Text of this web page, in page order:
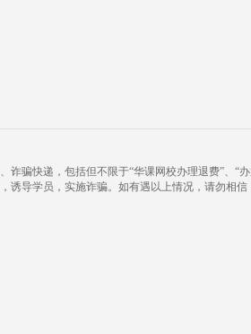
诈骗快递，包括但不限于“华课网校办理退费”、“
诱导学员，实施诈骗。如有遇以上情况，请勿相